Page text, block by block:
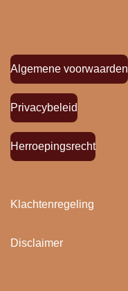
Algemene voorwaarden
Privacybeleid
Herroepingsrecht
Klachtenregeling
Disclaimer